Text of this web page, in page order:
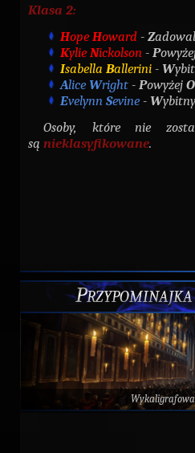
Klasa 2:
Hope Howard - Z
Kylie Nickolson - P
Isabella Ballerini - W
Alice Wright - Powyżej O
Evelynn Sevine - W
Osoby, które nie
są nieklasyfikowane.